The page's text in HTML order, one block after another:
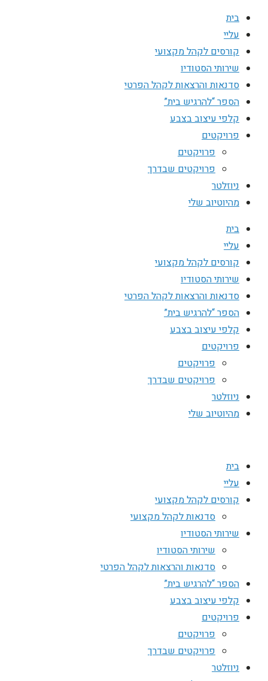
בית
עליי
קורסים לקהל מקצועי
שירותי הסטודיו
סדנאות והרצאות לקהל הפרטי
הספר “להרגיש בית”
קלפי עיצוב בצבע
פרויקטים
פרויקטים
פרויקטים שבדרך
ניוזלטר
מהיוטיוב שלי
בית
עליי
קורסים לקהל מקצועי
שירותי הסטודיו
סדנאות והרצאות לקהל הפרטי
הספר “להרגיש בית”
קלפי עיצוב בצבע
פרויקטים
פרויקטים
פרויקטים שבדרך
ניוזלטר
מהיוטיוב שלי
בית
עליי
קורסים לקהל מקצועי
סדנאות לקהל מקצועי
שירותי הסטודיו
שירותי הסטודיו
סדנאות והרצאות לקהל הפרטי
הספר “להרגיש בית”
קלפי עיצוב בצבע
פרויקטים
פרויקטים
פרויקטים שבדרך
ניוזלטר